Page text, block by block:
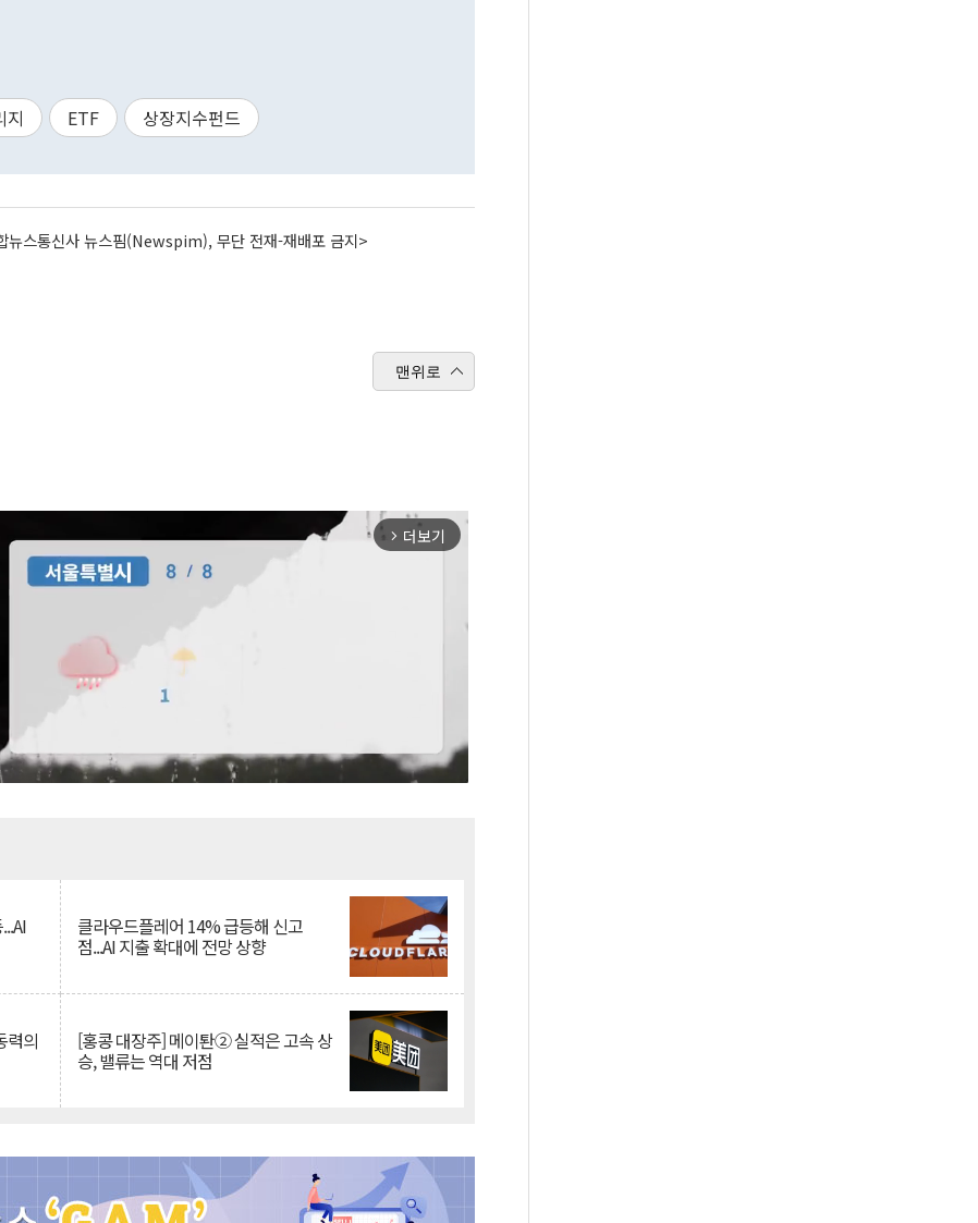
지 ETF 상장지수펀드
뉴스통신사 뉴스핌(Newspim), 무단 전재-재배포 금지>
맨위로
arrow_forward_ios 더보기
클라우드플레어 14% 급등해 신고
점...AI 지출 확대에 전망 상향
력의 [홍콩 대장주] 메이퇀② 실적은 고속 상
승, 밸류는 역대 저점